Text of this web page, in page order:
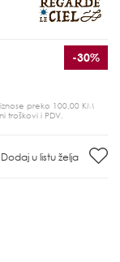
-30%
preko 100,00 KM
troškovi i PDV.
Dodaj u listu želja